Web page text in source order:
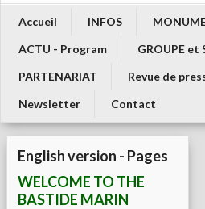
Accueil INFOS
ACTU - Program
GROUPE et
PARTENARIAT
Revue de
Newsletter
Contact
English version - Pages
WELCOME TO THE
BASTIDE MARIN